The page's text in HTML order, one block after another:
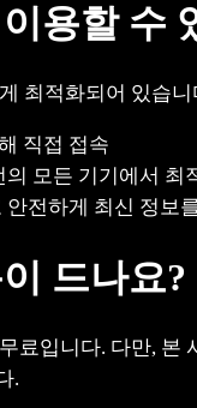
용할 수
최적화되어 있습니
직접 접속
모든 기기에서 최
전하게 최신 정보
드나요?
료입니다. 다만,
.